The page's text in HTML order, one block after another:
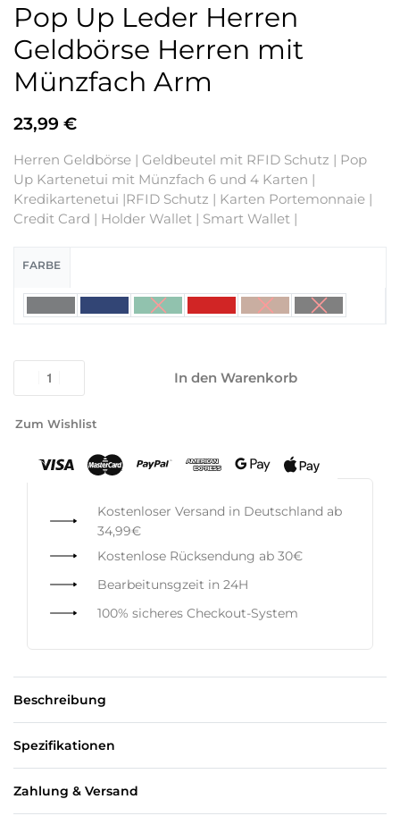
Pop Up Leder Herren
Geldbörse Herren mit
Münzfach Arm
23,99 €
Herren Geldbörse | Geldbeutel mit RFID Schutz | Pop
Up Kartenetui mit Münzfach 6 und 4 Karten |
Kredikartenetui |RFID Schutz | Karten Portemonnaie |
Credit Card | Holder Wallet | Smart Wallet |
FARBE
In den Warenkorb
Zum Wishlist
Kostenloser Versand in Deutschland ab
34,99€
Kostenlose Rücksendung ab 30€
Bearbeitunsgzeit in 24H
100% sicheres Checkout-System
Beschreibung
Spezifikationen
Zahlung & Versand